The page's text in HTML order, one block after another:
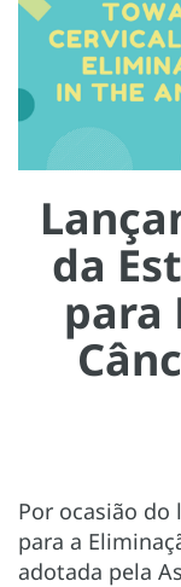
da
para
Por ocasião do
para a
adotada pela